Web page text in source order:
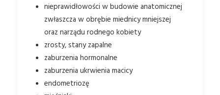
nieprawidłowości w budowie anatomicznej
zwłaszcza w obrębie miednicy mniejszej
oraz narządu rodnego kobiety
zrosty, stany zapalne
zaburzenia hormonalne
zaburzenia ukrwienia macicy
endometriozę